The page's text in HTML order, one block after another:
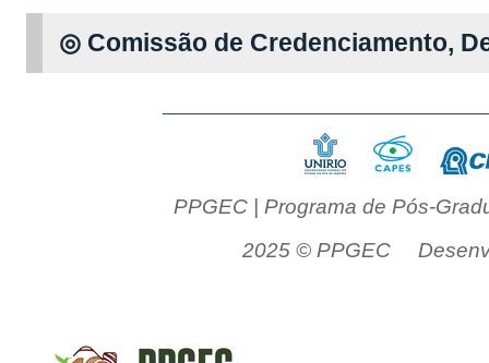
◎ Comissão de Credenciamento,
PPGEC | Programa de Pós-
2025 © PPGEC